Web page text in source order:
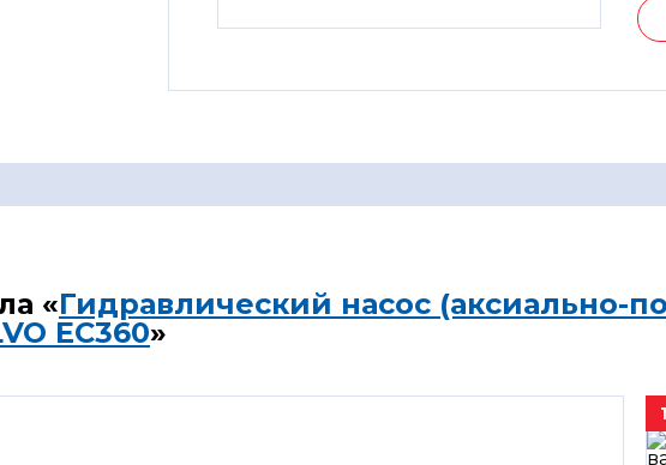
«Гидравлический насос (аксиально-
EC360»
1